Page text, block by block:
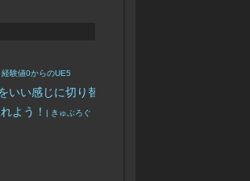
経験値0からのUE5
いい感じに切り替える
よう！ | きゅぶろぐ